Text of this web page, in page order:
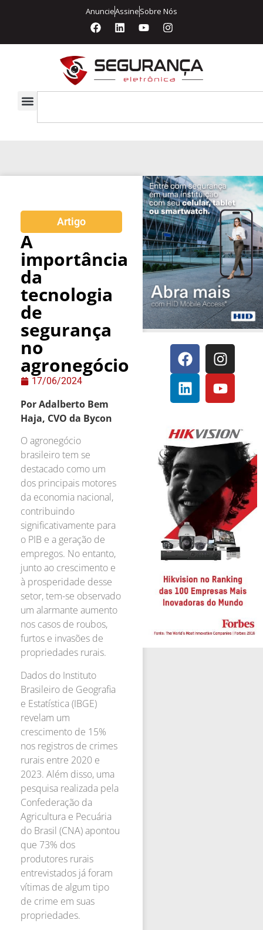
AnuncieAssineSobre Nós
Artigo
A
importância
da
tecnologia
de
segurança
no
agronegócio
17/06/2024
Por Adalberto Bem
Haja, CVO da Bycon
O agronegócio
brasileiro tem se
destacado como um
dos principais motores
da economia nacional,
contribuindo
significativamente para
o PIB e a geração de
empregos. No entanto,
junto ao crescimento e
à prosperidade desse
setor, tem-se observado
um alarmante aumento
nos casos de roubos,
furtos e invasões de
propriedades rurais.
Dados do Instituto
Brasileiro de Geografia
e Estatística (IBGE)
revelam um
crescimento de 15%
nos registros de crimes
rurais entre 2020 e
2023. Além disso, uma
pesquisa realizada pela
Confederação da
Agricultura e Pecuária
do Brasil (CNA) apontou
que 73% dos
produtores rurais
entrevistados já foram
vítimas de algum tipo
de crime em suas
propriedades.